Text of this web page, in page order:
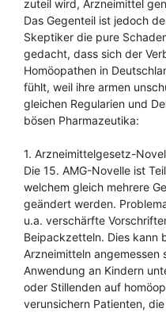
zuteil wird, Arzneimittel
Das Gegenteil ist jedoch
Skeptiker die pure
gedacht, dass sich der
Homöopathen in
fühlt, weil ihre armen
gleichen Regularien und
bösen Pharmazeutika:
1. Arzneimittelgesetz-
Die 15. AMG-Novelle ist
welchem gleich mehrere
geändert werden.
u.a. verschärfte
Beipackzetteln. Dies kann
Arzneimitteln angemessen
Anwendung an Kindern
oder Stillenden auf
verunsichern Patienten,